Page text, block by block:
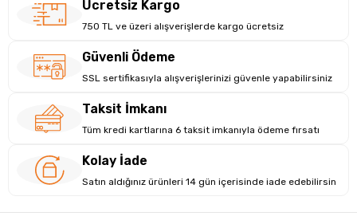
Ücretsiz Kargo
750 TL ve üzeri alışverişlerde kargo ücretsiz
Güvenli Ödeme
SSL sertifikasıyla alışverişlerinizi güvenle yapabilirsiniz
Taksit İmkanı
Tüm kredi kartlarına 6 taksit imkanıyla ödeme fırsatı
Kolay İade
Satın aldığınız ürünleri 14 gün içerisinde iade edebilirsin